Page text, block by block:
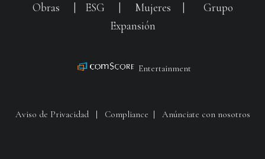
Obras ESG Mujeres
Grupo
Expansión
Entertainment
Aviso de Privacidad| Compliance Anúnciate con nosotros